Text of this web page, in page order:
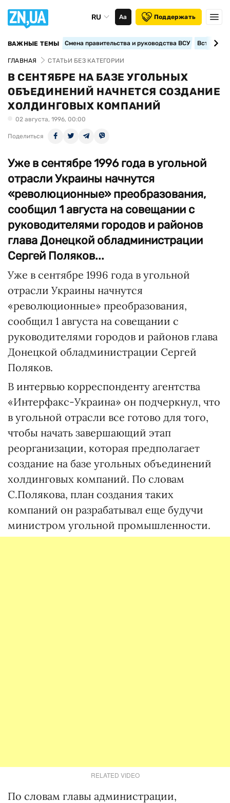
RU Аа Поддержать
ВАЖНЫЕ ТЕМЫ Смена правительства и руководства ВСУ
ГЛАВНАЯ СТАТЬИ БЕЗ КАТЕГОРИИ
В СЕНТЯБРЕ НА БАЗЕ УГОЛЬНЫХ
ОБЪЕДИНЕНИЙ НАЧНЕТСЯ СОЗДАНИЕ
ХОЛДИНГОВЫХ КОМПАНИЙ
02 августа, 1996, 00:00
Поделиться
Уже в сентябре 1996 года в угольной
отрасли Украины начнутся
«революционные» преобразования,
сообщил 1 августа на совещании с
руководителями городов и районов
глава Донецкой обладминистрации
Сергей Поляков...
Уже в сентябре 1996 года в угольной
отрасли Украины начнутся
«революционные» преобразования,
сообщил 1 августа на совещании с
руководителями городов и районов глава
Донецкой обладминистрации Сергей
Поляков.
В интервью корреспонденту агентства
«Интерфакс-Украина» он подчеркнул, что
в угольной отрасли все готово для того,
чтобы начать завершающий этап
реорганизации, которая предполагает
создание на базе угольных объединений
холдинговых компаний. По словам
С.Полякова, план создания таких
компаний он разрабатывал еще будучи
министром угольной промышленности.
RELATED VIDEO
По словам главы администрации,